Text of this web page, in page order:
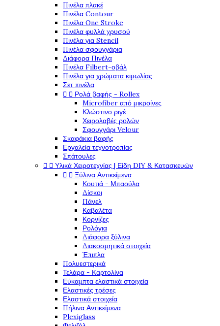
Πινέλα πλακέ
Πινέλα Contour
Πινέλα One Stroke
Πινέλα φυλλά χρυσού
Πινέλα για Stencil
Πινέλα σφουγγάρια
Διάφορα Πινέλα
Πινέλα Filbert-οβάλ
Πινέλα για χρώματα κιμωλίας
Σετ πινέλα
  Ρολά βαφής - Rollex
Microfiber από μικροίνες
Κλώστινο ριγέ
Χειρολαβές ρολών
Σφουγγάρι Velour
Σκαφάκια βαφής
Εργαλεία τεχνοτροπίας
Σπάτουλες
  Υλικά Χειροτεχνίας | Είδη DIY & Κατασκευών
  Ξύλινα Αντικείμενα
Κουτιά - Μπαούλα
Δίσκοι
Πάνελ
Καβαλέτα
Κορνίζες
Ρολόγια
Διάφορα ξύλινα
Διακοσμητικά στοιχεία
Έπιπλα
Πολυεστερικά
Τελάρα - Καρτολίνα
Εύκαμπτα ελαστικά στοιχεία
Ελαστικές τρέσες
Ελαστικά στοιχεία
Πήλινα Αντικείμενα
Plexiglass